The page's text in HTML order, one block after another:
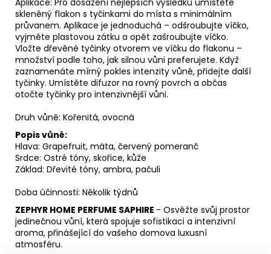
skleněný flakon s tyčinkami do místa s minimálním
průvanem. Aplikace je jednoduchá – odšroubujte víčko,
vyjměte plastovou zátku a opět zašroubujte víčko.
Vložte dřevěné tyčinky otvorem ve víčku do flakonu –
množství podle toho, jak silnou vůni preferujete. Když
zaznamenáte mírný pokles intenzity vůně, přidejte další
tyčinky. Umístěte difuzor na rovný povrch a občas
otočte tyčinky pro intenzivnější vůni.
Druh vůně: Kořenitá, ovocná
Popis vůně:
Hlava: Grapefruit, máta, červený pomeranč
Srdce: Ostré tóny, skořice, kůže
Základ: Dřevité tóny, ambra, pačuli
Doba účinnosti: Několik týdnů
ZEPHYR HOME PERFUME SAPHIRE - Osvěžte svůj prostor
jedinečnou vůní, která spojuje sofistikaci a intenzivní
aroma, přinášející do vašeho domova luxusní
atmosféru.